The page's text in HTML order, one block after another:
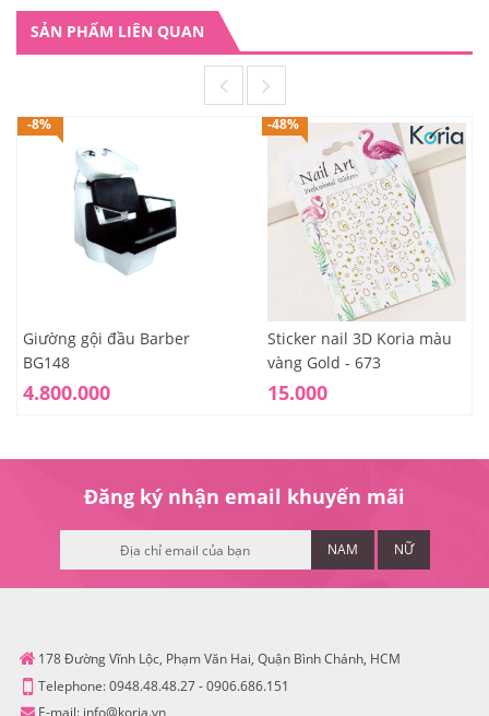
SẢN PHẨM LIÊN QUAN
-8%
Giường gội đầu Barber
BG148
4.800.000
-48%
Sticker nail 3D Koria màu
vàng Gold - 673
15.000
Đăng ký nhận email khuyến mãi
NAM NỮ
178 Đường Vĩnh Lộc, Phạm Văn Hai, Quận Bình Chánh, HCM
Telephone:0948.48.48.27-0906.686.151